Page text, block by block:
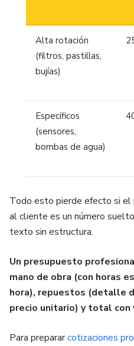
Alta rotación
(filtros, pastillas,
bujías)
Específicos
(sensores,
bombas de agua)
Todo esto pierde efecto si
al cliente es un número
texto sin estructura.
Un presupuesto
mano de obra (con horas
hora), repuestos (detalle
precio unitario) y total con
Para prepararcotizaciones